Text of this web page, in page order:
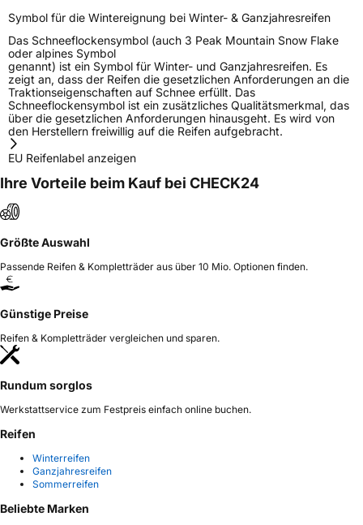
Symbol für die Wintereignung bei Winter- & Ganzjahresreifen
Das Schneeflockensymbol (auch 3 Peak Mountain Snow Flake
oder alpines Symbol
genannt) ist ein Symbol für Winter- und Ganzjahresreifen. Es
zeigt an, dass der Reifen die gesetzlichen Anforderungen an die
Traktionseigenschaften auf Schnee erfüllt. Das
Schneeflockensymbol ist ein zusätzliches Qualitätsmerkmal, das
über die gesetzlichen Anforderungen hinausgeht. Es wird von
den Herstellern freiwillig auf die Reifen aufgebracht.
EU Reifenlabel anzeigen
Ihre Vorteile beim Kauf bei CHECK24
Größte Auswahl
Passende Reifen & Kompletträder aus über 10 Mio. Optionen finden.
Günstige Preise
Reifen & Kompletträder vergleichen und sparen.
Rundum sorglos
Werkstattservice zum Festpreis einfach online buchen.
Reifen
Winterreifen
Ganzjahresreifen
Sommerreifen
Beliebte Marken